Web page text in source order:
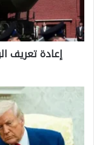
ت
ي
إعادة تعريف